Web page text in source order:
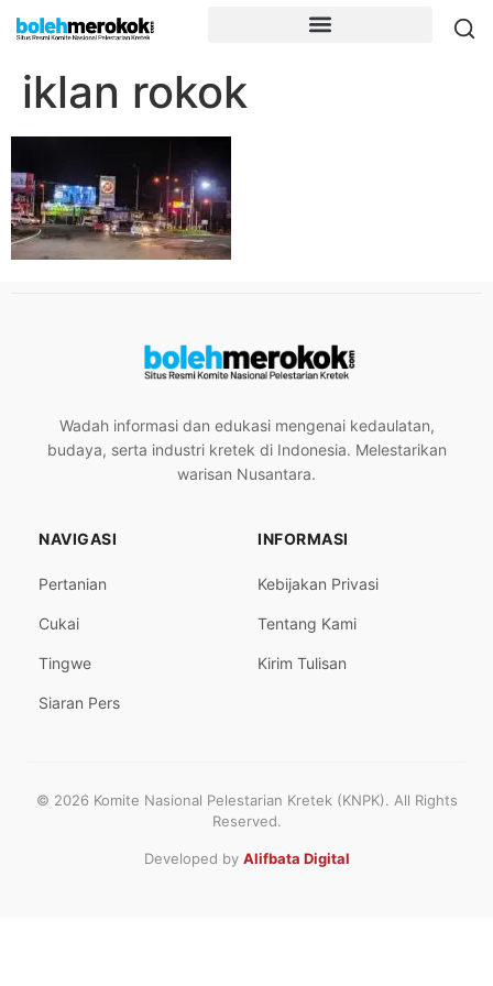
iklan rokok
Wadah informasi dan edukasi mengenai kedaulatan,
budaya, serta industri kretek di Indonesia. Melestarikan
warisan Nusantara.
NAVIGASI
Pertanian
Cukai
Tingwe
Siaran Pers
INFORMASI
Kebijakan Privasi
Tentang Kami
Kirim Tulisan
© 2026 Komite Nasional Pelestarian Kretek (KNPK). All Rights
Reserved.
Developed by Alifbata Digital